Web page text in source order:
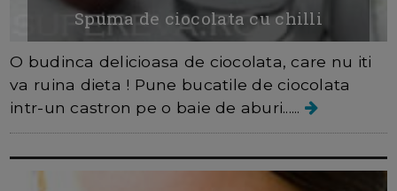
Spuma de ciocolata cu chilli
O budinca delicioasa de ciocolata, care nu iti
va ruina dieta ! Pune bucatile de ciocolata
intr-un castron pe o baie de aburi......